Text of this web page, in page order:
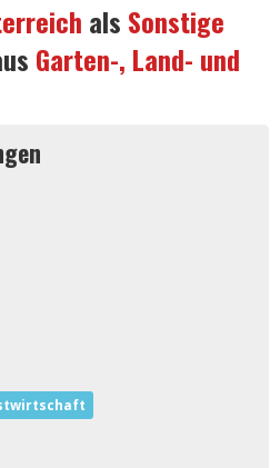
als Sonstige
Garten-, Land- und